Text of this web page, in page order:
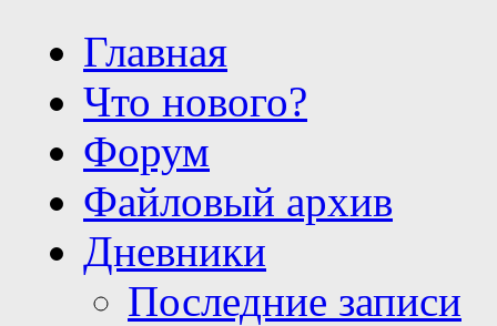
Главная
Что нового?
Форум
Файловый архив
Дневники
Последние записи